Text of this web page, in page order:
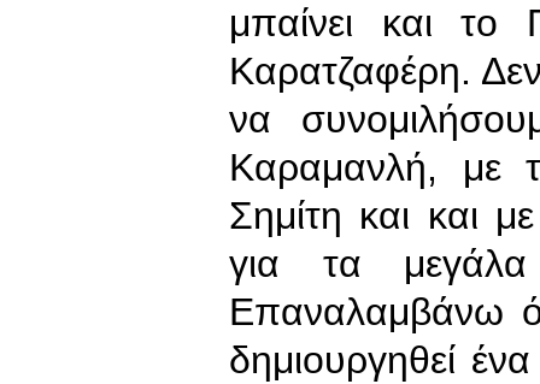
μπαίνει και
Καρατζαφέρη.
να
Καραμανλή, με
Σημίτη και και
για τα μεγάλα
Επαναλαμβάνω
δημιουργηθεί